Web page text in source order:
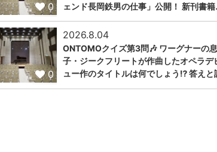
0
ェンド長岡鉄男の仕事」公開！ 新刊書
0
2026.8.04
ONTOMOクイズ第3問🎶 ワーグナーの息
子・ジークフリートが作曲したオペラデ
ュー作のタイトルは何でしょう⁉️ 答え